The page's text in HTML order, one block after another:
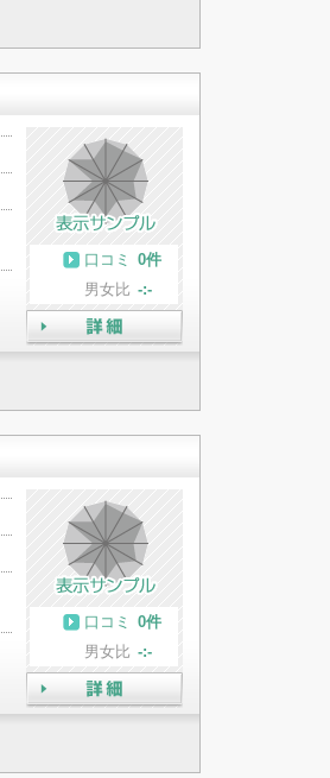
口コミ
0件
男女比 -:-
詳細
口コミ
0件
男女比 -:-
詳細